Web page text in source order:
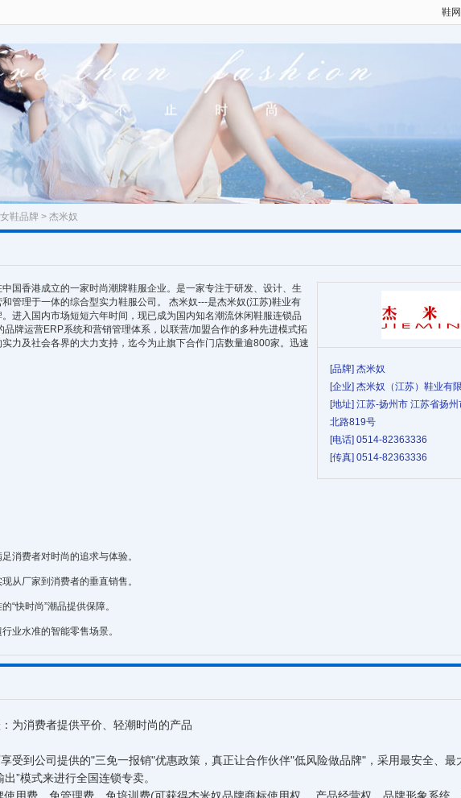
鞋
女鞋品牌 > 杰米奴
[品牌] 杰米奴
[企业] 杰米奴（江苏）鞋业有
[地址] 江苏-扬州市 江苏省扬
北路819号
[电话] 0514-82363336
[传真] 0514-82363336
国香港成立的一家时尚潮牌鞋服企业。是一家专注于研发、设计、生
管理于一体的综合型实力鞋服公司。 杰米奴---是杰米奴(江苏)鞋业有
进入国内市场短短六年时间，现已成为国内知名潮流休闲鞋服连锁品
牌运营ERP系统和营销管理体系，以联营/加盟合作的多种先进模式拓
力及社会各界的大力支持，迄今为止旗下合作门店数量逾800家。迅速
消费者对时尚的追求与体验。
从厂家到消费者的垂直销售。
“快时尚”潮品提供保障。
业水准的智能零售场景。
为消费者提供平价、轻潮时尚的产品
受到公司提供的"三免一报销"优惠政策，真正让合作伙伴"低风险做品牌"，采用最安全、最
出”模式来进行全国连锁专卖。